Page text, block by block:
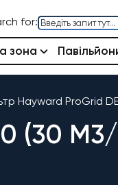
for:
зона
Hayward ProGrid
(30